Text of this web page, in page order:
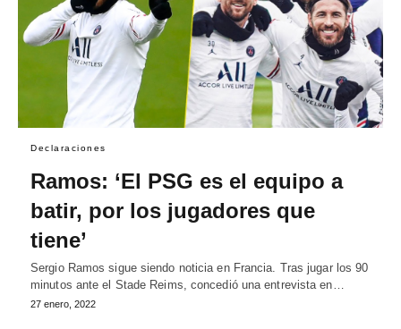
Declaraciones
Ramos: ‘El PSG es el equipo a
batir, por los jugadores que
tiene’
Sergio Ramos sigue siendo noticia en Francia. Tras jugar los 90
minutos ante el Stade Reims, concedió una entrevista en…
27 enero, 2022